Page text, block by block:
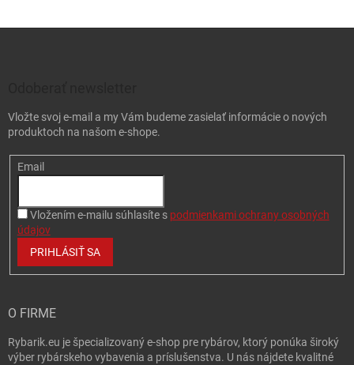
Vložte svoj e-mail a my Vám budeme zasielať informácie o nových
produktoch na našom e-shope.
Email
Vložením e-mailu súhlasíte s podmienkami ochrany osobných
údajov
PRIHLÁSIŤ SA
O FIRME
Rybarik.eu je špecializovaný e-shop pre rybárov, ktorý ponúka široký
výber rybárskeho vybavenia a príslušenstva. U nás nájdete kvalitné